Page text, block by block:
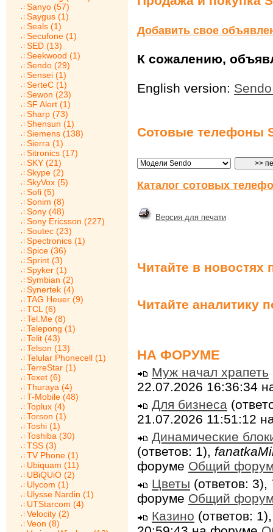
Sanyo (57)
Saygus (1)
Seals (1)
Secufone (1)
SED (13)
Seekwood (1)
Sendo (29)
Sensei (1)
SerteC (1)
Sewon (23)
SF Alert (1)
Sharp (73)
Shensun (1)
Siemens (138)
Sierra (1)
Sitronics (17)
SKY (21)
Skype (2)
SkyVox (5)
Sofi (5)
Sonim (8)
Sony (48)
Sony Ericsson (227)
Soutec (23)
Spectronics (1)
Spice (36)
Sprint (3)
Spyker (1)
Symbian (2)
Synertek (4)
TAG Heuer (9)
TCL (6)
Tel.Me (8)
Telepong (1)
Telit (43)
Telson (13)
Telular Phonecell (1)
TerreStar (1)
Texet (6)
Thuraya (4)
T-Mobile (48)
Toplux (4)
Torson (1)
Toshi (1)
Toshiba (30)
TSS (3)
TV Phone (1)
Ubiquam (11)
UBiQUiO (2)
Ulycom (1)
Ulysse Nardin (1)
UTStarcom (4)
Velocity (2)
Veon (8)
Добавить свое
К сожалению,
English version:
Сотовые телефоны
Каталог сотовых
Версия для печати
Читайте в новостях
Читайте аналитику
НА ФОРУМЕ
Муж начал храпеть
22.07.2026 16:36:34
Для бизнеса
21.07.2026 11:51:12
Динамические
(ответов: 1),
форуме Общий
Цветы (ответов: 3),
форуме Общий
Казино (ответов: